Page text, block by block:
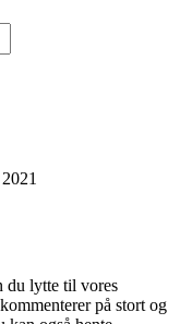
du lytte til vores
på stort og